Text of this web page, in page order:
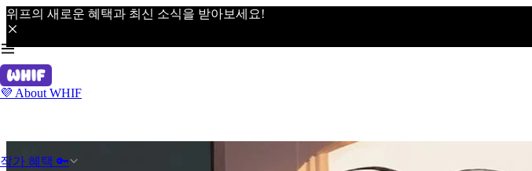
위프의 새로운 혜택과 최신 소식을 받아보세요!
💜 About WHIF
작가 혜택 🔑